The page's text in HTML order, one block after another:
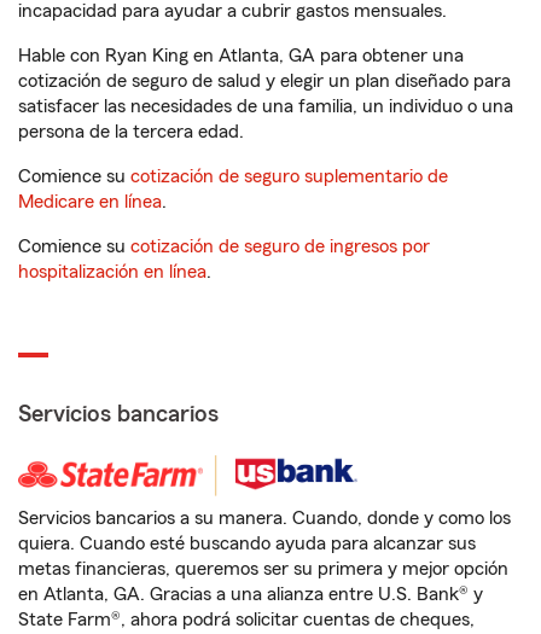
incapacidad para ayudar a cubrir gastos mensuales.
Hable con Ryan King en Atlanta, GA para obtener una
cotización de seguro de salud y elegir un plan diseñado para
satisfacer las necesidades de una familia, un individuo o una
persona de la tercera edad.
Comience su cotización de seguro suplementario de
Medicare en línea.
Comience su cotización de seguro de ingresos por
hospitalización en línea.
Servicios bancarios
Servicios bancarios a su manera. Cuando, donde y como los
quiera. Cuando esté buscando ayuda para alcanzar sus
metas financieras, queremos ser su primera y mejor opción
en Atlanta, GA. Gracias a una alianza entre U.S. Bank® y
State Farm®, ahora podrá solicitar cuentas de cheques,